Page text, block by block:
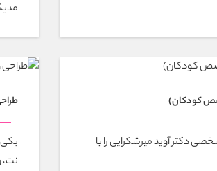
کودکان)
دکتر آوید میرشکرایی را با